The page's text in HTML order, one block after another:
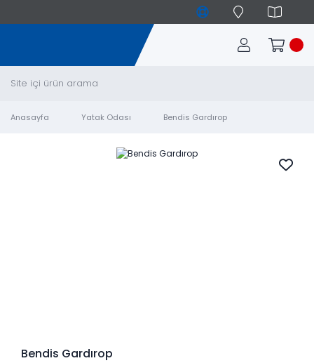
Anasayfa Yatak Odası Bendis Gardırop
Bendis Gardırop